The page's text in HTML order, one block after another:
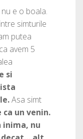
e o boala.
simturile
putea
avem 5
si
Asa simt
ca un venin.
nu